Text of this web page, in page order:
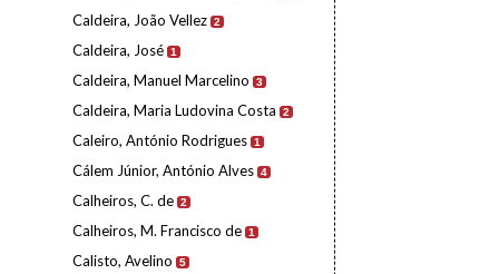
Caldeira, João Vellez 2
Caldeira, José 1
Caldeira, Manuel Marcelino 3
Caldeira, Maria Ludovina Costa 2
Caleiro, António Rodrigues 1
Cálem Júnior, António Alves 4
Calheiros, C. de 2
Calheiros, M. Francisco de 1
Calisto, Avelino 5